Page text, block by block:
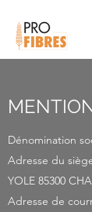
Dénomination
Adresse du
YOLE 85300
Adresse de